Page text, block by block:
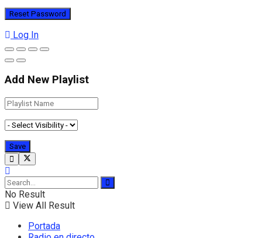
Log In
Add New Playlist
No Result
View All Result
Portada